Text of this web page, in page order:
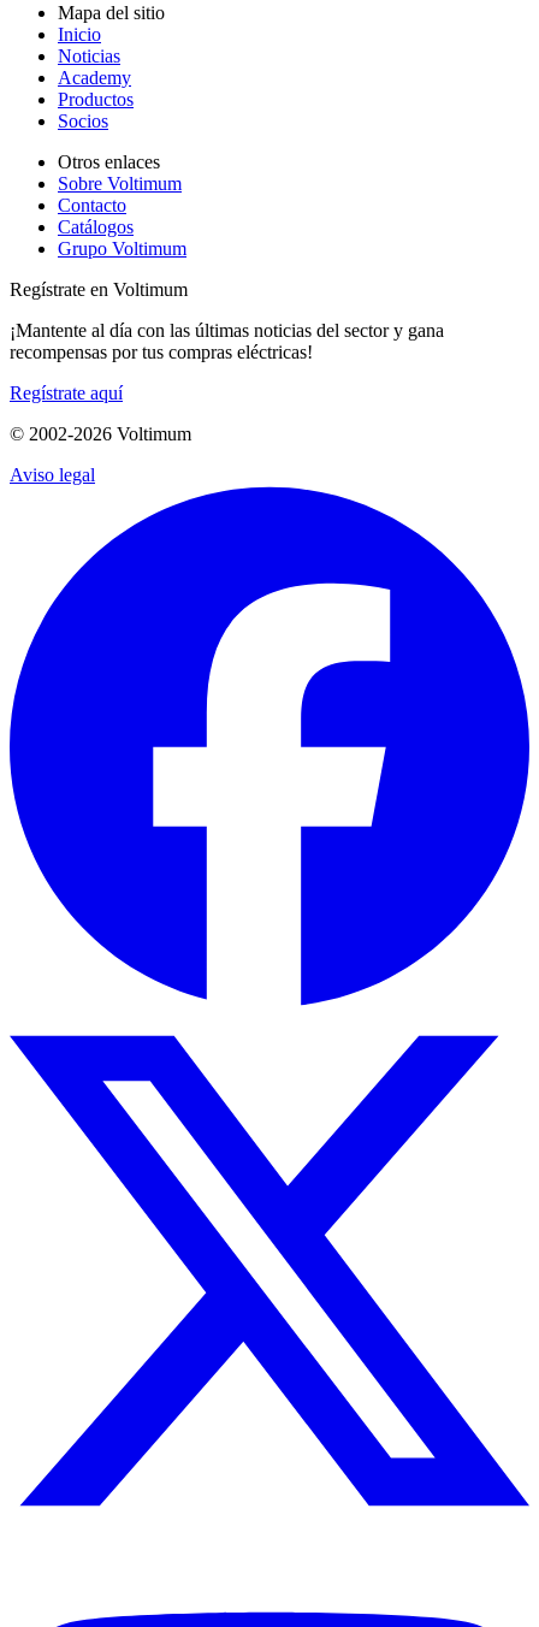
Mapa del sitio
Inicio
Noticias
Academy
Productos
Socios
Otros enlaces
Sobre Voltimum
Contacto
Catálogos
Grupo Voltimum
Regístrate en Voltimum
¡Mantente al día con las últimas noticias del sector y gana
recompensas por tus compras eléctricas!
Regístrate aquí
© 2002-2026 Voltimum
Aviso legal